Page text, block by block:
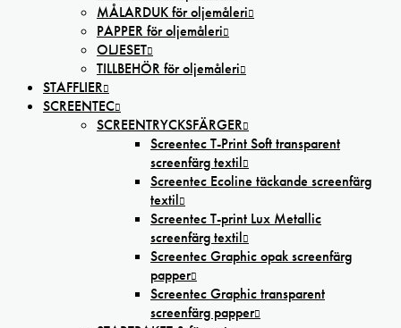
MÅLARDUK för oljemåleri
PAPPER för oljemåleri
OLJESET
TILLBEHÖR för oljemåleri
STAFFLIER
SCREENTEC
SCREENTRYCKSFÄRGER
Screentec T-Print Soft transparent
screenfärg textil
Screentec Ecoline täckande screenfärg
textil
Screentec T-print Lux Metallic
screenfärg textil
Screentec Graphic opak screenfärg
papper
Screentec Graphic transparent
screenfärg papper